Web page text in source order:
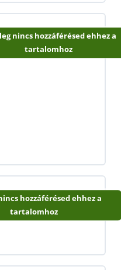
nincs hozzáférésed ehhez a
tartalomhoz
hozzáférésed ehhez a
tartalomhoz